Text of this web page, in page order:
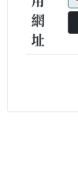
網
址